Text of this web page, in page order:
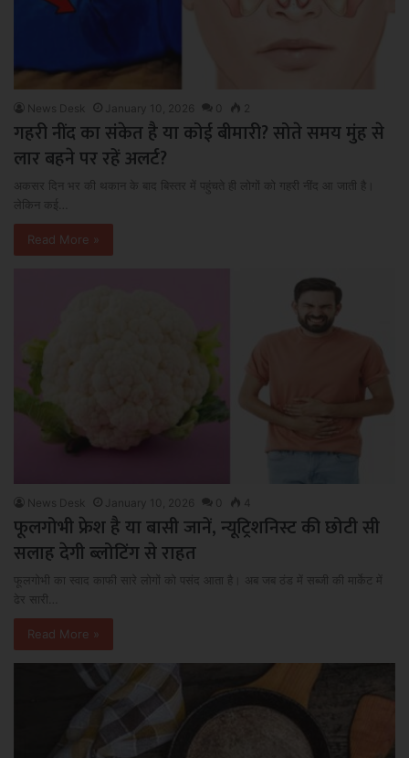
News Desk January 10, 2026 0 2
गहरी नींद का संकेत है या कोई बीमारी? सोते समय मुंह से
लार बहने पर रहें अलर्ट?
अकसर दिन भर की थकान के बाद बिस्तर में पहुंचते ही लोगों को गहरी नींद आ जाती है।
लेकिन कई…
Read More »
News Desk January 10, 2026 0 4
फूलगोभी फ्रेश है या बासी जानें, न्यूट्रिशनिस्ट की छोटी सी
सलाह देगी ब्लोटिंग से राहत
फूलगोभी का स्वाद काफी सारे लोगों को पसंद आता है। अब जब ठंड में सब्जी की मार्केट में
ढेर सारी…
Read More »